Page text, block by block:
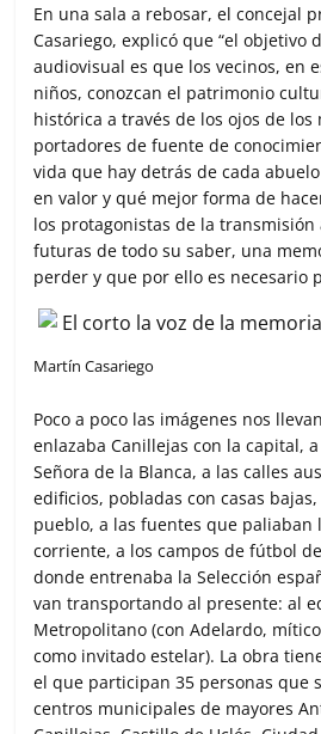
En una sala a rebosar, el concejal
Casariego, explicó que “el objetivo
audiovisual es que los vecinos, en
niños, conozcan el patrimonio
histórica a través de los ojos de los
portadores de fuente de
vida que hay detrás de cada
en valor y qué mejor forma de
los protagonistas de la transmisión
futuras de todo su saber, una
perder y que por ello es necesario
Martín Casariego
Poco a poco las imágenes nos
enlazaba Canillejas con la capital,
Señora de la Blanca, a las calles
edificios, pobladas con casas
pueblo, a las fuentes que paliaban
corriente, a los campos de fútbol
donde entrenaba la Selección
van transportando al presente: al
Metropolitano (con Adelardo,
como invitado estelar). La obra
el que participan 35 personas que
centros municipales de mayores